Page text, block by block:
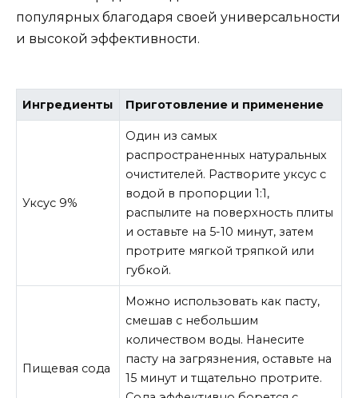
популярных благодаря своей универсальности
и высокой эффективности.
Ингредиенты Приготовление и применение
Уксус 9%
Один из самых
распространенных натуральных
очистителей. Растворите уксус с
водой в пропорции 1:1,
распылите на поверхность плиты
и оставьте на 5-10 минут, затем
протрите мягкой тряпкой или
губкой.
Пищевая сода
Можно использовать как пасту,
смешав с небольшим
количеством воды. Нанесите
пасту на загрязнения, оставьте на
15 минут и тщательно протрите.